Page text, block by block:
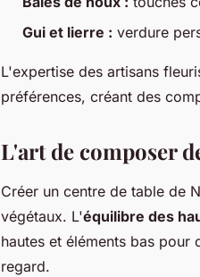
Gui et lierre : verdure
L'expertise des artisans
préférences, créant des
L'art de composer
Créer un centre de table de
végétaux. L'équilibre des
hautes et éléments bas pour
regard.